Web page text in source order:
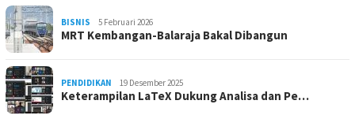
BISNIS 5 Februari 2026
MRT Kembangan-Balaraja Bakal Dibangun
PENDIDIKAN 19 Desember 2025
Keterampilan LaTeX Dukung Analisa dan Pe…